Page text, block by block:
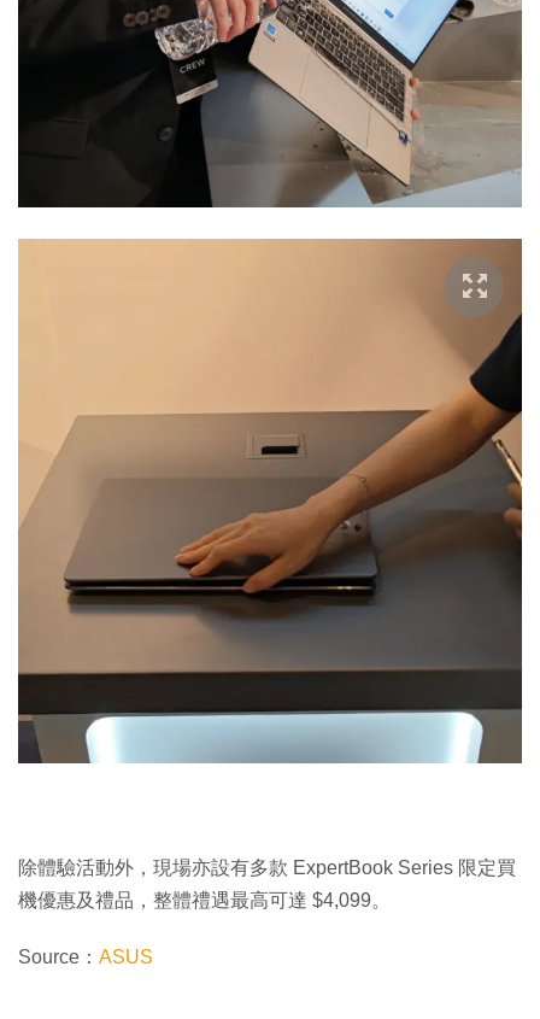
除體驗活動外，現場亦設有多款 ExpertBook Series 限定買
機優惠及禮品，整體禮遇最高可達 $4,099。
Source： ASUS